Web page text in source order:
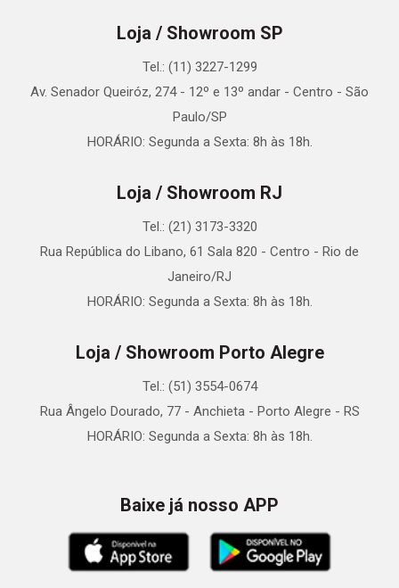
Loja / Showroom SP
Tel.: (11) 3227-1299
Av. Senador Queiróz, 274 - 12º e 13º andar - Centro - São
Paulo/SP
HORÁRIO: Segunda a Sexta: 8h às 18h.
Loja / Showroom RJ
Tel.: (21) 3173-3320
Rua República do Libano, 61 Sala 820 - Centro - Rio de
Janeiro/RJ
HORÁRIO: Segunda a Sexta: 8h às 18h.
Loja / Showroom Porto Alegre
Tel.: (51) 3554-0674
Rua Ângelo Dourado, 77 - Anchieta - Porto Alegre - RS
HORÁRIO: Segunda a Sexta: 8h às 18h.
Baixe já nosso APP